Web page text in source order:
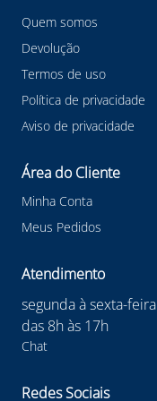
Quem somos
Devolução
Termos de uso
Política de privacidade
Aviso de privacidade
Área do Cliente
Minha Conta
Meus Pedidos
Atendimento
segunda à sexta-feira
das 8h às 17h
Chat
Redes Sociais